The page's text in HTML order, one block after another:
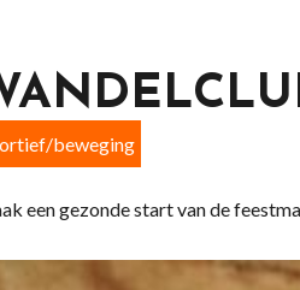
beweging
een gezonde start van de